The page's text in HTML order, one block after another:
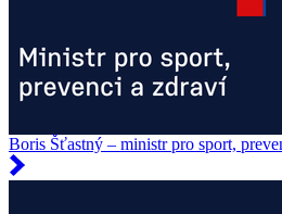
Boris Šťastný – ministr pro sport,